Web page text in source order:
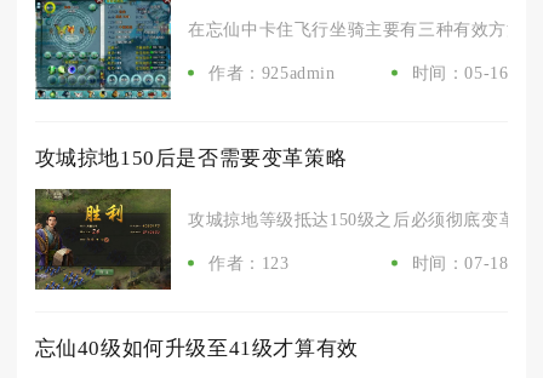
在忘仙中卡住飞行坐骑主要有三种有效方法
作者：925admin 时间：05-16
攻城掠地150后是否需要变革策略
攻城掠地等级抵达150级之后必须彻底变革
作者：123 时间：07-18
忘仙40级如何升级至41级才算有效